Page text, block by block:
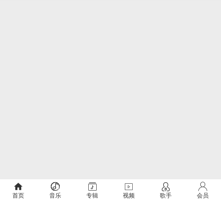
首页 音乐 专辑 视频 歌手 会员